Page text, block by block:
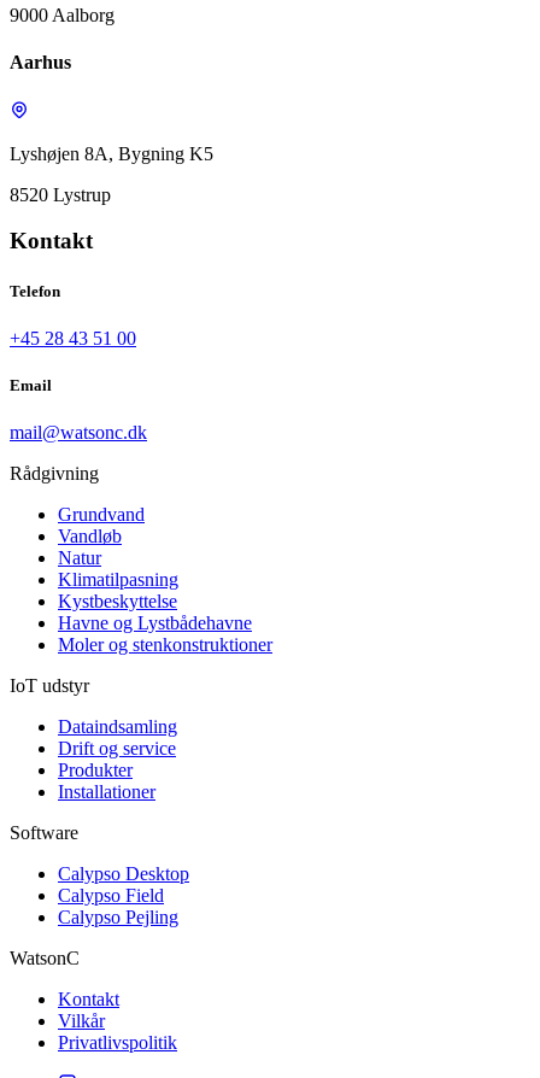
9000 Aalborg
Aarhus
Lyshøjen 8A, Bygning K5
8520 Lystrup
Kontakt
Telefon
+45 28 43 51 00
Email
mail@watsonc.dk
Rådgivning
Grundvand
Vandløb
Natur
Klimatilpasning
Kystbeskyttelse
Havne og Lystbådehavne
Moler og stenkonstruktioner
IoT udstyr
Dataindsamling
Drift og service
Produkter
Installationer
Software
Calypso Desktop
Calypso Field
Calypso Pejling
WatsonC
Kontakt
Vilkår
Privatlivspolitik